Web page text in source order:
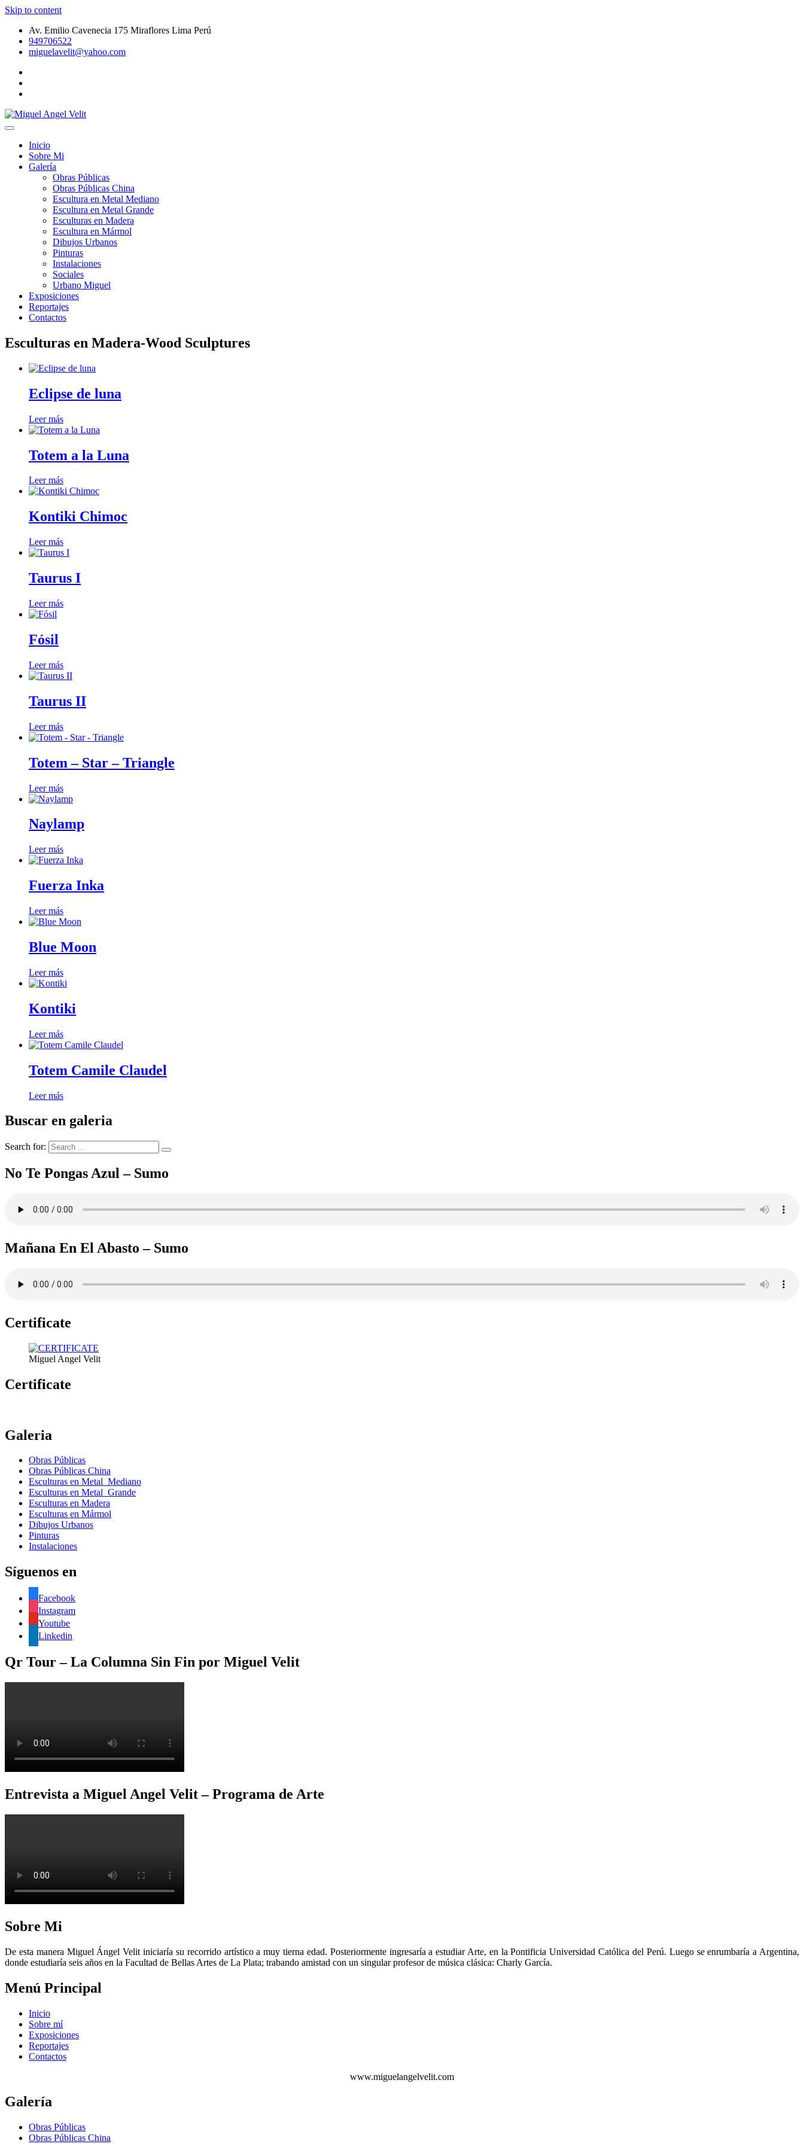
Skip to content
Av. Emilio Cavenecia 175 Miraflores Lima Perú
949706522
miguelavelit@yahoo.com
Miguel Angel Velit
Inicio
Sobre Mi
Galería
Obras Públicas
Obras Públicas China
Escultura en Metal Mediano
Escultura en Metal Grande
Esculturas en Madera
Escultura en Mármol
Dibujos Urbanos
Pinturas
Instalaciones
Sociales
Urbano Miguel
Exposiciones
Reportajes
Contactos
Esculturas en Madera-Wood Sculptures
Eclipse de luna
Leer más
Totem a la Luna
Leer más
Kontiki Chimoc
Leer más
Taurus I
Leer más
Fósil
Leer más
Taurus II
Leer más
Totem – Star – Triangle
Leer más
Naylamp
Leer más
Fuerza Inka
Leer más
Blue Moon
Leer más
Kontiki
Leer más
Totem Camile Claudel
Leer más
Buscar en galeria
Search for:
No Te Pongas Azul – Sumo
Mañana En El Abasto – Sumo
Certificate
Miguel Angel Velit
Certificate
Galeria
Obras Públicas
Obras Públicas China
Esculturas en Metal Mediano
Esculturas en Metal Grande
Esculturas en Madera
Esculturas en Mármol
Dibujos Urbanos
Pinturas
Instalaciones
Síguenos en
Facebook
Instagram
Youtube
Linkedin
Qr Tour – La Columna Sin Fin por Miguel Velit
Entrevista a Miguel Angel Velit – Programa de Arte
Sobre Mi
De esta manera Miguel Ángel Velit iniciaría su recorrido artístico a muy tierna edad. Posteriormente ingresaría a estudiar Arte, en la Pontificia Universidad Católica del Perú. Luego se enrumbaría a Argentina,
donde estudiaría seis años en la Facultad de Bellas Artes de La Plata; trabando amistad con un singular profesor de música clásica: Charly García.
Menú Principal
Inicio
Sobre mí
Exposiciones
Reportajes
Contactos
www.miguelangelvelit.com
Galería
Obras Públicas
Obras Públicas China